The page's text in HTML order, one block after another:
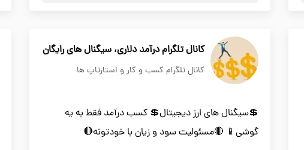
کانال تلگرام درآمد دلاری، سیگنال های رایگان
کانال تلگرام کسب و کار و استارتاپ ها
💲سیگنال های ارز دیجیتال💲 کسب درآمد فقط به یه
گوشی📱 🔴مسئولیت سود و زیان با خودتونه🔴